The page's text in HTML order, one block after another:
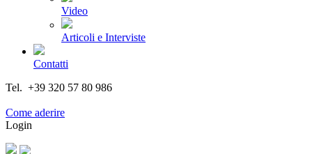
Video
Articoli e Interviste
Contatti
Tel. +39 320 57 80 986
Come aderire
Login